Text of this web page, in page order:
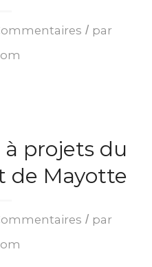
/ par
à projets du
de Mayotte
/ par